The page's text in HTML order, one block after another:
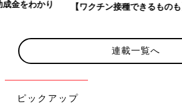
【ワクチン接種できるものも】妊婦の感染症
連載一覧へ
ピックアップ